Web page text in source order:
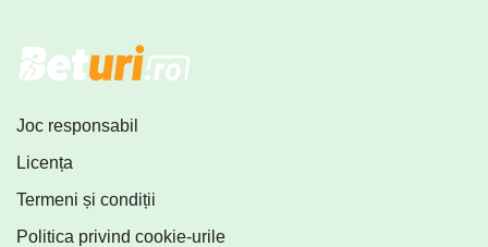
Joc responsabil
Licența
Termeni și condiții
Politica privind cookie-urile